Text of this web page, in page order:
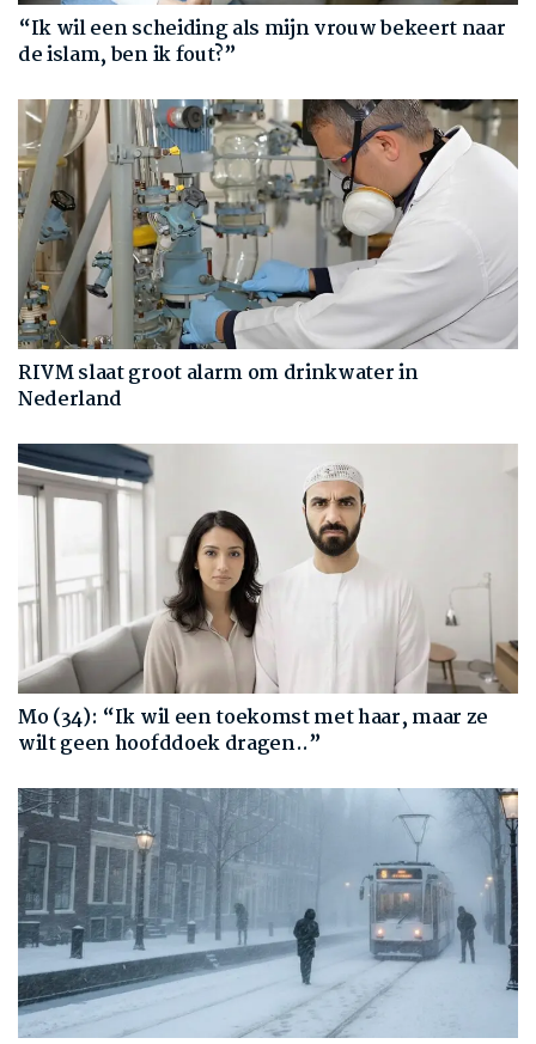
“Ik wil een scheiding als mijn vrouw bekeert naar
de islam, ben ik fout?”
RIVM slaat groot alarm om drinkwater in
Nederland
Mo (34): “Ik wil een toekomst met haar, maar ze
wilt geen hoofddoek dragen..”